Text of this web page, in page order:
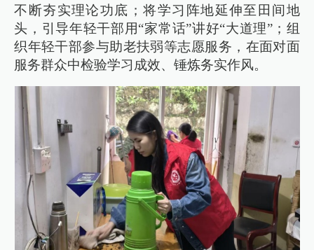
不断夯实理论功底；将学习阵地延伸至田间地
头，引导年轻干部用“家常话”讲好“大道理”；组
织年轻干部参与助老扶弱等志愿服务，在面对面
服务群众中检验学习成效、锤炼务实作风。